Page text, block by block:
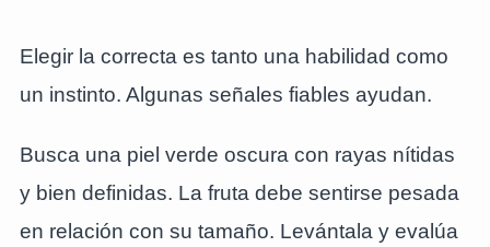
Elegir la correcta es tanto una habilidad como
un instinto. Algunas señales fiables ayudan.
Busca una piel verde oscura con rayas nítidas
y bien definidas. La fruta debe sentirse pesada
en relación con su tamaño. Levántala y evalúa